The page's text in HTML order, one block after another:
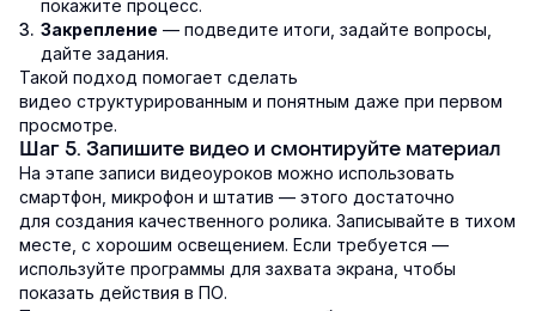
покажите процесс.
Закрепление — подведите итоги, задайте вопросы,
дайте задания.
Такой подход помогает сделать
видео структурированным и понятным даже при первом
просмотре.
Шаг 5. Запишите видео и смонтируйте материал
На этапе записи видеоуроков можно использовать
смартфон, микрофон и штатив — этого достаточно
для создания качественного ролика. Записывайте в тихом
месте, с хорошим освещением. Если требуется —
используйте программы для захвата экрана, чтобы
показать действия в ПО.